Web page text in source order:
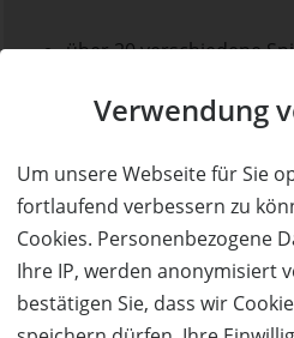
Verwendung
Um unsere Webseite für Sie
fortlaufend verbessern zu
Cookies. Personenbezogene
Ihre IP, werden anonymisiert
bestätigen Sie, dass wir
über 20 verschiedene
ideal für sportliche
Polterabende, …
auch als
Essen + Getränke
Dauer pro Spiel: 12
15 Minuten mit